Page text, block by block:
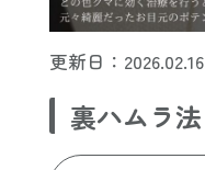
更新日：2026.02.16
裏ハムラ法